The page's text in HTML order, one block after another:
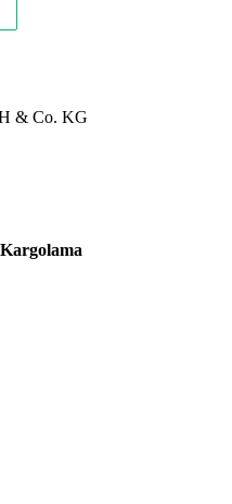
& Co. KG